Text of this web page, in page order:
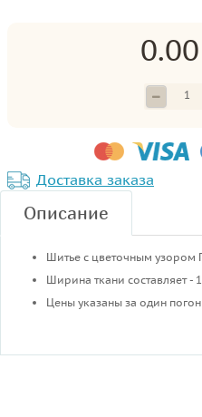
Доставка заказа
Описание
Шитье с цветочным узором
Ширина ткани составляет -
Цены указаны за один